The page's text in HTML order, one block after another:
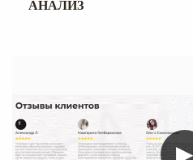
АНАЛИЗ
▶